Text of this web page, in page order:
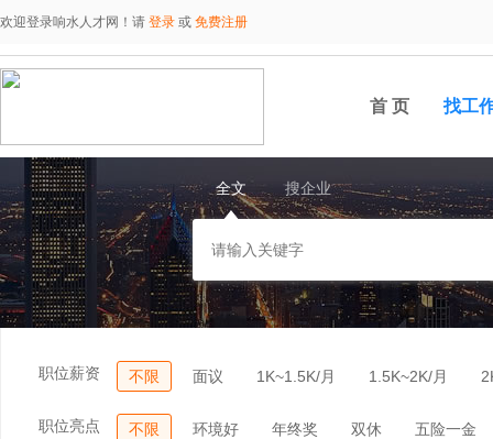
欢迎登录响水人才网！请 登录 或 免费注册
首 页 找工
全文 搜企业
职位薪资 不限 面议 1K~1.5K/月 1.5K~2K/月
职位亮点 不限 环境好 年终奖 双休 五险一金